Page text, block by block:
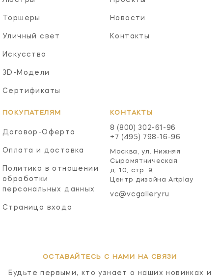
Торшеры
Уличный свет
Искусство
3D-Модели
Сертификаты
Новости
Контакты
ПОКУПАТЕЛЯМ
Договор-Оферта
Оплата и доставка
Политика в отношении
обработки
персональных данных
Страница входа
КОНТАКТЫ
8 (800) 302-61-96
+7 (495) 798-16-96
Москва, ул. Нижняя
Сыромятническая
д. 10, стр. 9,
Центр дизайна Artplay
vc@vcgallery.ru
ОСТАВАЙТЕСЬ С НАМИ НА СВЯЗИ
Будьте первыми, кто узнает о наших новинках и